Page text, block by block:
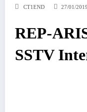
CT1END 27/01/2019
REP-
SSTV